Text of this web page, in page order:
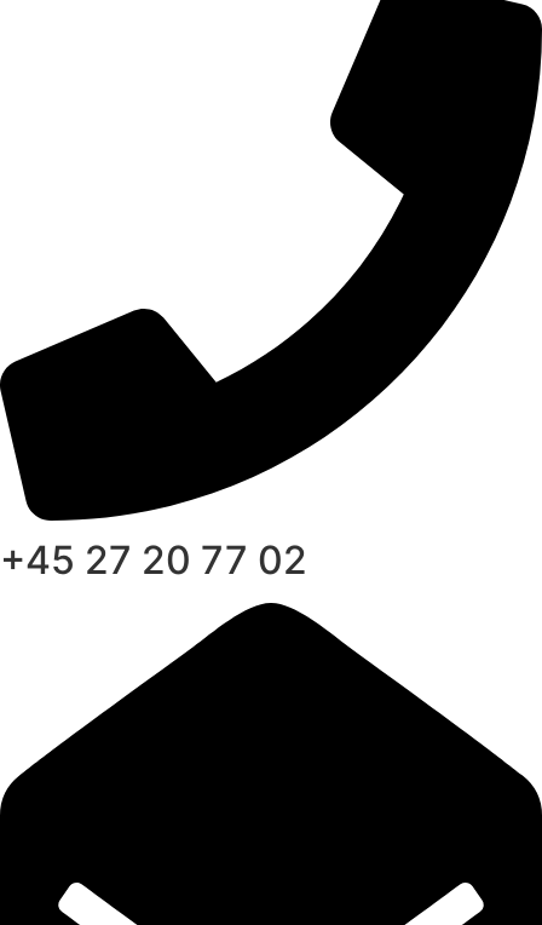
+45 27 20 77 02